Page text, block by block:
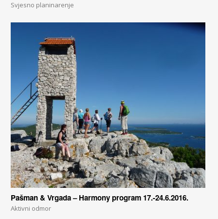
Svjesno planinarenje
Pašman & Vrgada – Harmony program 17.-24.6.2016.
Aktivni odmor